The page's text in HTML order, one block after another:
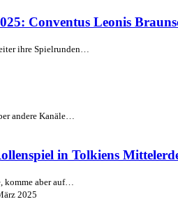
Conventus Leonis
ihre Spielrunden…
andere Kanäle…
in Tolkiens
komme aber auf…
2025